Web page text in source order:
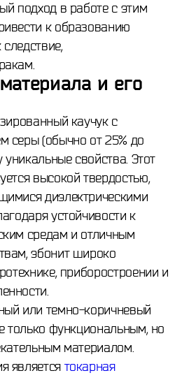
подход в работе с этим
к образованию
и его
каучук с
серы (обычно от 25% до
уникальные свойства. Этот
высокой твердостью,
диэлектрическими
устойчивости к
средам и отличным
эбонит широко
приборостроении и
или темно-коричневый
только функциональным, но
материалом.
является токарная